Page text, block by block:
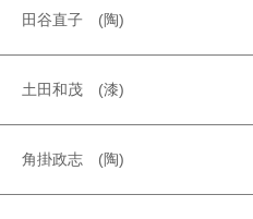
田谷直子 (陶)
土田和茂 (漆)
角掛政志 (陶)